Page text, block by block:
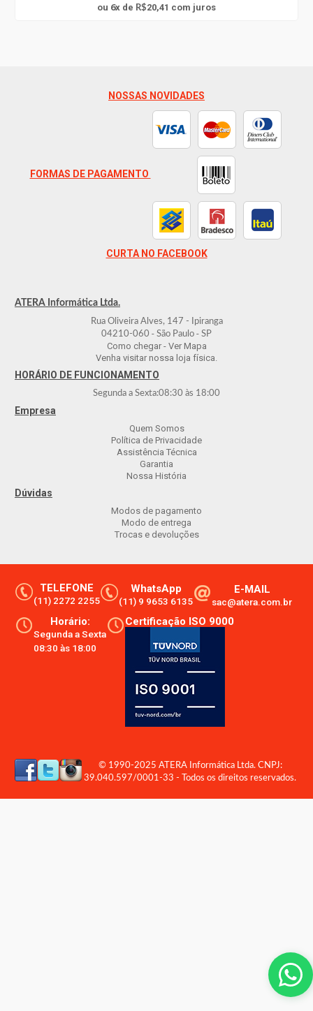
ou 6x de R$20,41 com juros
NOSSAS NOVIDADES
FORMAS DE PAGAMENTO
CURTA NO FACEBOOK
ATERA Informática Ltda.
Rua Oliveira Alves, 147 - Ipiranga
04210-060 - São Paulo - SP
Como chegar - Ver Mapa
Venha visitar nossa loja física.
HORÁRIO DE FUNCIONAMENTO
Segunda a Sexta:08:30 às 18:00
Empresa
Quem Somos
Política de Privacidade
Assistência Técnica
Garantia
Nossa História
Dúvidas
Modos de pagamento
Modo de entrega
Trocas e devoluções
TELEFONE
(11) 2272 2255
WhatsApp
(11) 9 9653 6135
E-MAIL
sac@atera.com.br
Horário:
Segunda a Sexta
08:30 às 18:00
Certificação ISO 9000
© 1990-2025 ATERA Informática Ltda. CNPJ:
39.040.597/0001-33 - Todos os direitos reservados.